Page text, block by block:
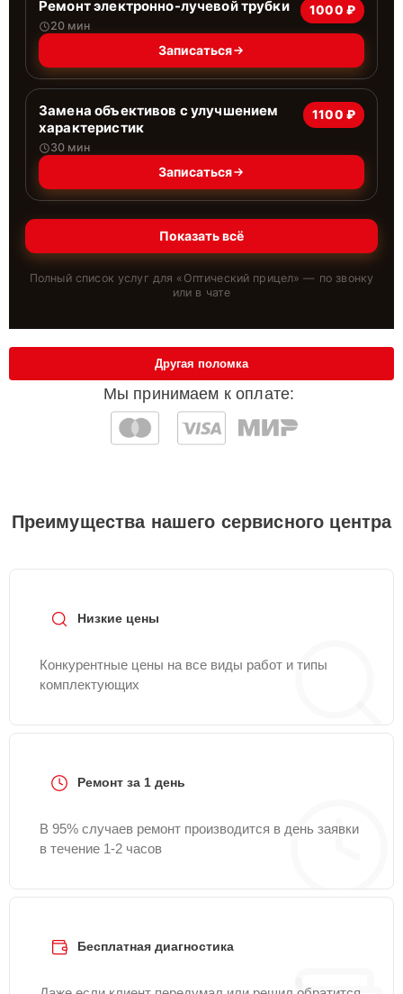
Ремонт электронно-лучевой трубки
20 мин
1000 ₽
Записаться
Замена объективов с улучшением
характеристик
30 мин
1100 ₽
Записаться
Показать всё
Полный список услуг для « Оптический прицел» — по звонку
или в чате
Мы принимаем к оплате:
Другая поломка
Преимущества нашего сервисного центра
Низкие цены
Конкурентные цены на все виды работ и типы
комплектующих
Ремонт за 1 день
В 95% случаев ремонт производится в день заявки
в течение 1-2 часов
Бесплатная диагностика